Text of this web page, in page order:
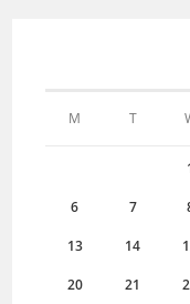
M T
6 7
13 14
20 21